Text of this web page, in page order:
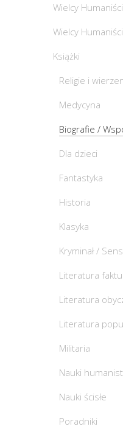
Wielcy
Wielcy
Książki
Religie i
Medycyna
Biografie /
Dla dzieci
Fantastyka
Historia
Klasyka
Kryminał /
Literatura faktu
Literatura
Literatura
Militaria
Nauki
Nauki ścisłe
Poradniki